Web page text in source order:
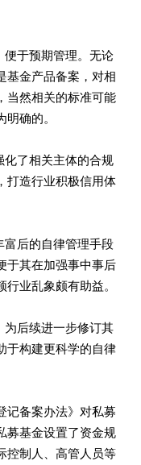
便于预期管理。无论
基金产品备案，对相
当然相关的标准可能
确的。
化了相关主体的合规
打造行业积极信用体
富后的自律管理手段
于其在加强事中事后
业乱象颇有助益。
为后续进一步修订其
于构建更科学的自律
记备案办法》对私募
募基金设置了资金规
控制人、高管人员等